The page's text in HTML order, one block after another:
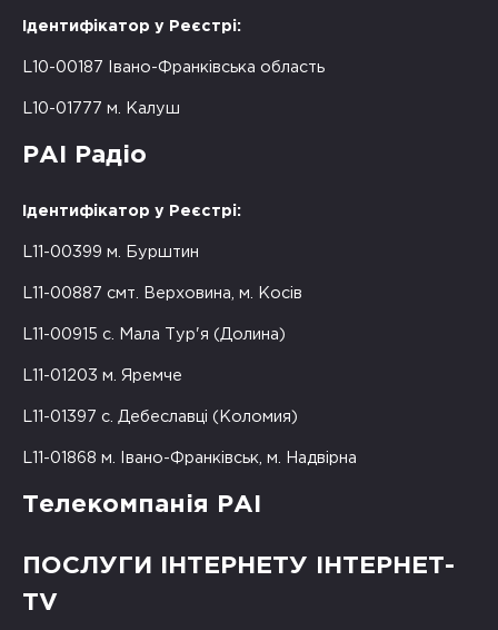
Ідентифікатор у Реєстрі:
L10-00187 Івано-Франківська область
L10-01777 м. Калуш
РАІ Радіо
Ідентифікатор у Реєстрі:
L11-00399 м. Бурштин
L11-00887 смт. Верховина, м. Косів
L11-00915 с. Мала Тур'я (Долина)
L11-01203 м. Яремче
L11-01397 с. Дебеславці (Коломия)
L11-01868 м. Івано-Франківськ, м. Надвірна
Телекомпанія РАІ
ПОСЛУГИ ІНТЕРНЕТУ ІНТЕРНЕТ-
TV